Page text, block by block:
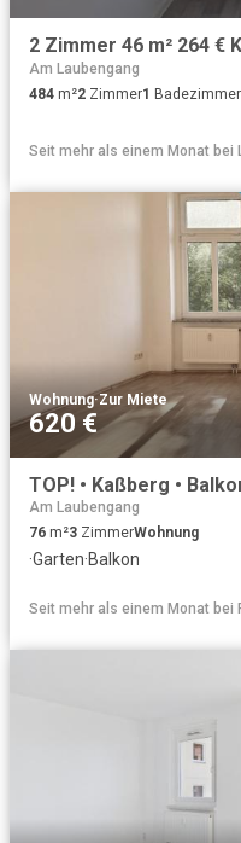
Am Laubengang
484 m²2 Zimmer1 Badezimmer
Seit mehr als einem Monat bei
Wohnung·Zur Miete
620 €
Am Laubengang
76 m²3 ZimmerWohnung
·Garten·Balkon
Seit mehr als einem Monat bei